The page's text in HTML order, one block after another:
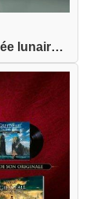
Pragmata : Capcom prépare une odyssée lunaire am...